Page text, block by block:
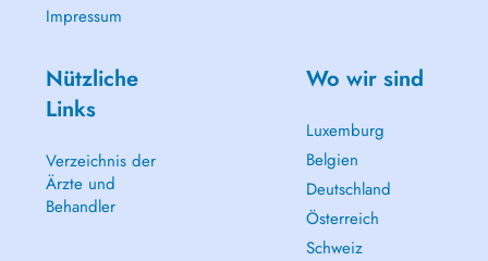
Impressum
Nützliche
Links
Verzeichnis der
Ärzte und
Behandler
Wo wir sind
Luxemburg
Belgien
Deutschland
Österreich
Schweiz